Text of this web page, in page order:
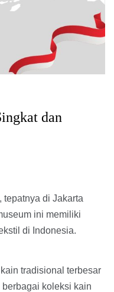
dan
tepatnya di Jakarta
ini memiliki
di Indonesia.
tradisional terbesar
koleksi kain